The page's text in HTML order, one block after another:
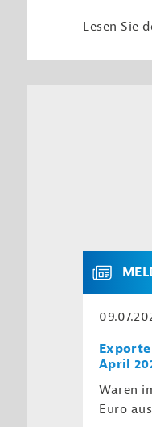
Lesen Sie
April
Waren
Euro